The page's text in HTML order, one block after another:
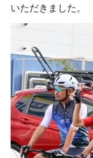
いただきました。